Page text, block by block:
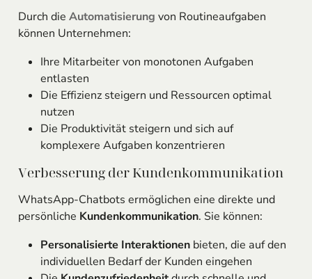
Durch die Automatisierung von Routineaufgaben
können Unternehmen:
Ihre Mitarbeiter von monotonen Aufgaben
entlasten
Die Effizienz steigern und Ressourcen optimal
nutzen
Die Produktivität steigern und sich auf
komplexere Aufgaben konzentrieren
Verbesserung der Kundenkommunikation
WhatsApp-Chatbots ermöglichen eine direkte und
persönliche Kundenkommunikation. Sie können:
Personalisierte Interaktionenbieten, die auf den
individuellen Bedarf der Kunden eingehen